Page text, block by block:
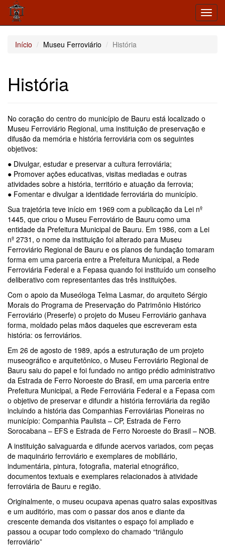
Início Museu Ferroviário História
História
No coração do centro do município de Bauru está localizado o
Museu Ferroviário Regional, uma instituição de preservação e
difusão da memória e história ferroviária com os seguintes
objetivos:
● Divulgar, estudar e preservar a cultura ferroviária;
● Promover ações educativas, visitas mediadas e outras
atividades sobre a história, território e atuação da ferrovia;
● Fomentar e divulgar a identidade ferroviária do município.
Sua trajetória teve início em 1969 com a publicação da Lei nº
1445, que criou o Museu Ferroviário de Bauru como uma
entidade da Prefeitura Municipal de Bauru. Em 1986, com a Lei
nº 2731, o nome da instituição foi alterado para Museu
Ferroviário Regional de Bauru e os planos de fundação tomaram
forma em uma parceria entre a Prefeitura Municipal, a Rede
Ferroviária Federal e a Fepasa quando foi instituído um conselho
deliberativo com representantes das três instituições.
Com o apoio da Museóloga Telma Lasmar, do arquiteto Sérgio
Morais do Programa de Preservação do Patrimônio Histórico
Ferroviário (Preserfe) o projeto do Museu Ferroviário ganhava
forma, moldado pelas mãos daqueles que escreveram esta
história: os ferroviários.
Em 26 de agosto de 1989, após a estruturação de um projeto
museográfico e arquitetônico, o Museu Ferroviário Regional de
Bauru saiu do papel e foi fundado no antigo prédio administrativo
da Estrada de Ferro Noroeste do Brasil, em uma parceria entre
Prefeitura Municipal, a Rede Ferroviária Federal e a Fepasa com
o objetivo de preservar e difundir a história ferroviária da região
incluindo a história das Companhias Ferroviárias Pioneiras no
município: Companhia Paulista – CP, Estrada de Ferro
Sorocabana – EFS e Estrada de Ferro Noroeste do Brasil – NOB.
A instituição salvaguarda e difunde acervos variados, com peças
de maquinário ferroviário e exemplares de mobiliário,
indumentária, pintura, fotografia, material etnográfico,
documentos textuais e exemplares relacionados à atividade
ferroviária de Bauru e região.
Originalmente, o museu ocupava apenas quatro salas expositivas
e um auditório, mas com o passar dos anos e diante da
crescente demanda dos visitantes o espaço foi ampliado e
passou a ocupar todo complexo do chamado “triângulo
ferroviário”